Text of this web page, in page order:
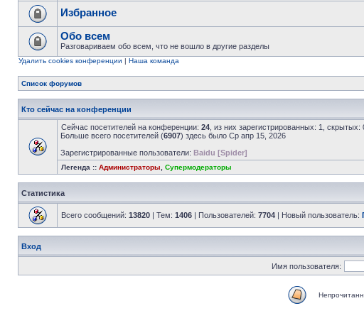
Избранное
Обо всем
Разговариваем обо всем, что не вошло в другие разделы
Удалить cookies конференции | Наша команда
Список форумов
Кто сейчас на конференции
Сейчас посетителей на конференции: 24 , из них зарегистрированных: 1,
Больше всего посетителей (6907) здесь было Ср апр 15, 2026
Зарегистрированные пользователи: Baidu [Spider]
Легенда :: Администраторы Супермодераторы
Статистика
Всего сообщений: 13820 | Тем: 1406 | Пользователей: 7704 | Новый пользователь:
Вход
Имя пользователя: